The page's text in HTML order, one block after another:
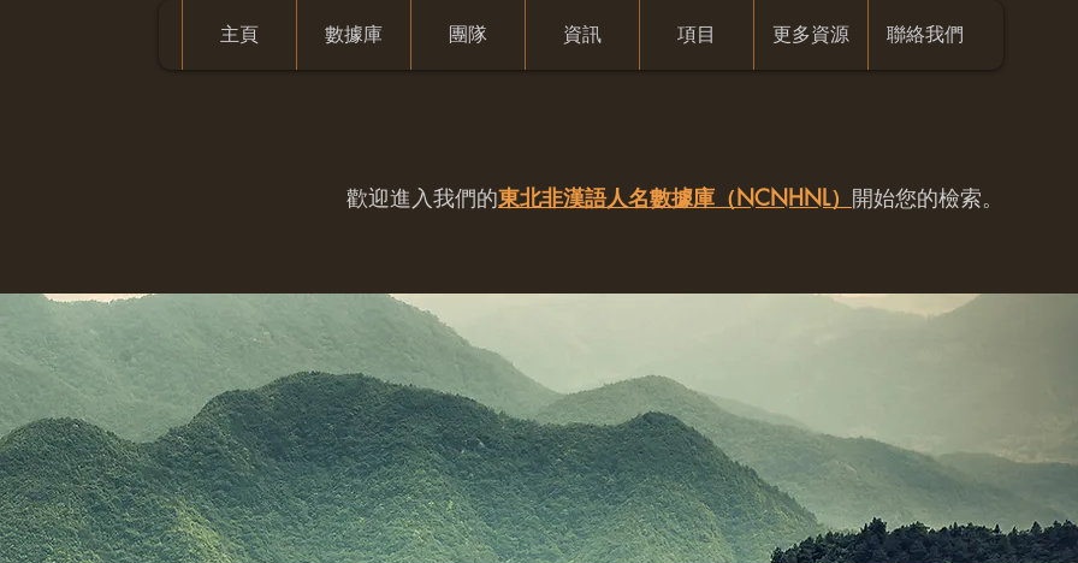
主頁 數據庫 團隊 資訊 項目 更多資源 聯絡我們
歡迎進入我們的東北非漢語人名數據庫（NCNHNL） 開始您的檢索。